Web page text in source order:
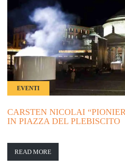
EVENTI
CARSTEN NICOLAI
IN PIAZZA DEL PLEBISCITO
READ MORE